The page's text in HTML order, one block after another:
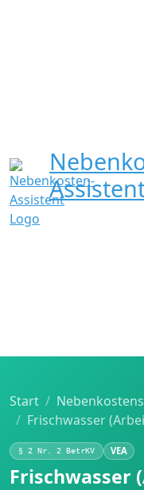
Start
Frischwasser
§ 2 Nr. 2 BetrKV VEA
Frischwasser